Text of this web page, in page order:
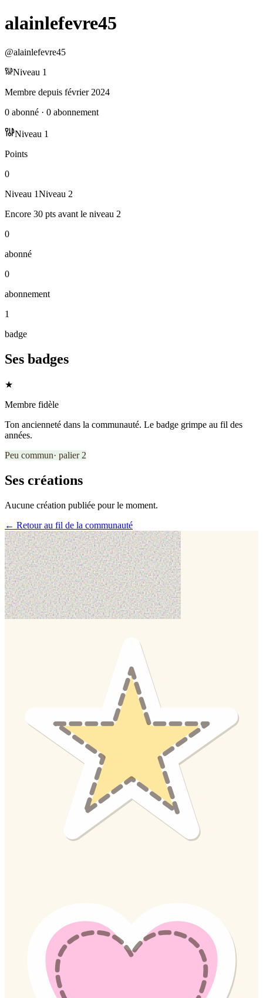
alainlefevre45
@alainlefevre45
Niveau 1
Membre depuis février 2024
0 abonné · 0 abonnement
Niveau 1
Points
0
Niveau 1Niveau 2
Encore 30 pts avant le niveau 2
0
abonné
0
abonnement
1
badge
Ses badges
★
Membre fidèle
Ton ancienneté dans la communauté. Le badge grimpe au fil des
années.
Peu commun· palier 2
Ses créations
Aucune création publiée pour le moment.
← Retour au fil de la communauté